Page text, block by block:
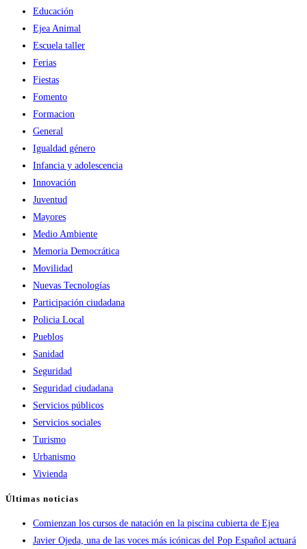
Educación
Ejea Animal
Escuela taller
Ferias
Fiestas
Fomento
Formacion
General
Igualdad género
Infancia y adolescencia
Innovación
Juventud
Mayores
Medio Ambiente
Memoria Democrática
Movilidad
Nuevas Tecnologías
Participación ciudadana
Policia Local
Pueblos
Sanidad
Seguridad
Seguridad ciudadana
Servicios públicos
Servicios sociales
Turismo
Urbanismo
Vivienda
Últimas noticias
Comienzan los cursos de natación en la piscina cubierta de Ejea
Javier Ojeda, una de las voces más icónicas del Pop Español actuará